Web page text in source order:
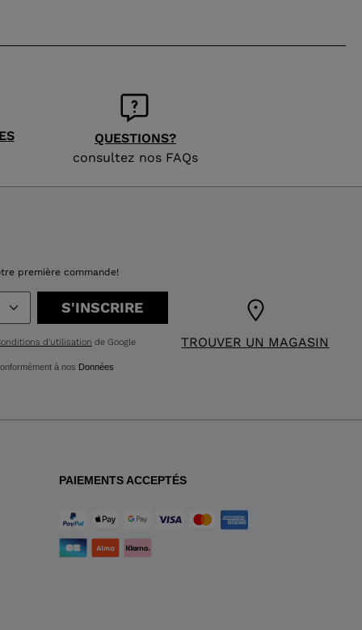
QUESTIONS?
consultez nos FAQs
TROUVER UN MAGASIN
première commande!
S'INSCRIRE
d'utilisation de Google
à nos Données
PAIEMENTS ACCEPTÉS